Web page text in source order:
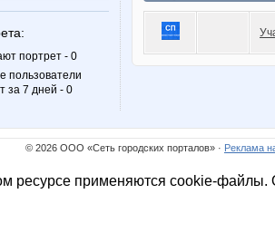
портрет - 0
пользователи
за 7 дней - 0
© 2026 ООО «Сеть городских порталов» · Реклама
ресурсе применяются cookie-файлы.